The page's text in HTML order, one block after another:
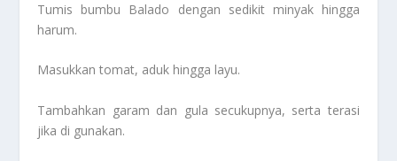
Tumis bumbu Balado dengan sedikit minyak hingga
harum.
Masukkan tomat, aduk hingga layu.
Tambahkan garam dan gula secukupnya, serta terasi
jika di gunakan.